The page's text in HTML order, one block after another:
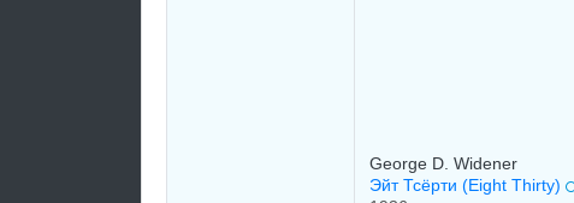
George D. Widener
Эйт Тсёрти (Eight Thirty)